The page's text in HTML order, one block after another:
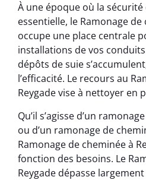
À une époque où la
essentielle, le Ramonage de
occupe une place centrale
installations de vos
dépôts de suie
l’efficacité. Le recours au
Reygade vise à nettoyer en
Qu’il s’agisse d’un
ou d’un ramonage de
Ramonage de cheminée à
fonction des besoins. Le
Reygade dépasse